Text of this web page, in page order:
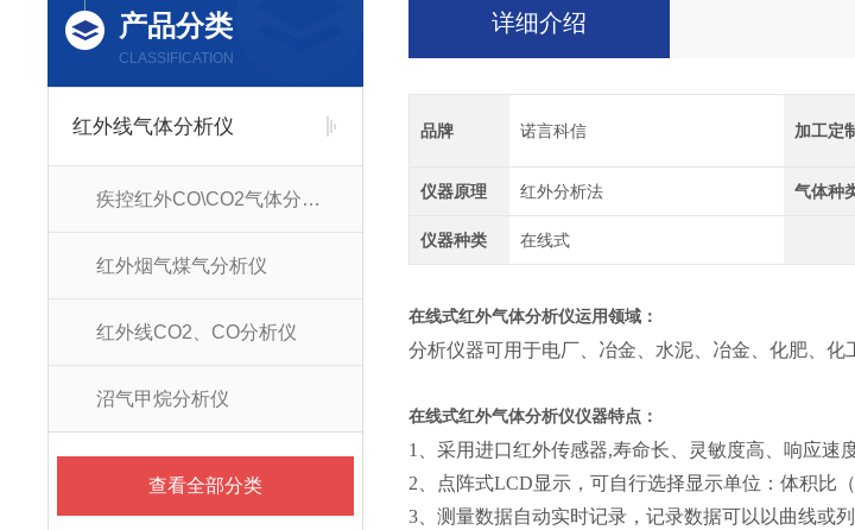
产品分类
CLASSIFICATION
红外线气体分析仪
疾控红外CO\CO2气体分析仪
红外烟气煤气分析仪
红外线CO2、CO分析仪
沼气甲烷分析仪
查看全部分类
详细介绍
品牌 诺言科信 加工定
仪器原理 红外分析法 气体种
仪器种类 在线式
在线式红外气体分析仪运用领域：
分析仪器可用于电厂、冶金、水泥、冶金、化肥、化
在线式红外气体分析仪仪器特点：
1、采用进口红外传感器,寿命长、灵敏度高、响应速
2、点阵式LCD显示，可自行选择显示单位：体积比（
3、测量数据自动实时记录，记录数据可以以曲线或列